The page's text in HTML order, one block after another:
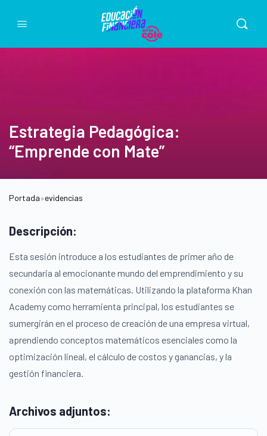
Estrategia Pedagógica:
“Emprende con Mate”
Portada»evidencias
Descripción:
Esta sesión introduce a los estudiantes de primer año de
secundaria al emocionante mundo del emprendimiento y su
conexión con las matemáticas. Utilizando la plataforma Khan
Academy como herramienta principal, los estudiantes se
sumergirán en el proceso de creación de una empresa virtual,
aprendiendo conceptos matemáticos esenciales como la
optimización lineal, el cálculo de costos y ganancias, y la
gestión financiera.
Archivos adjuntos: